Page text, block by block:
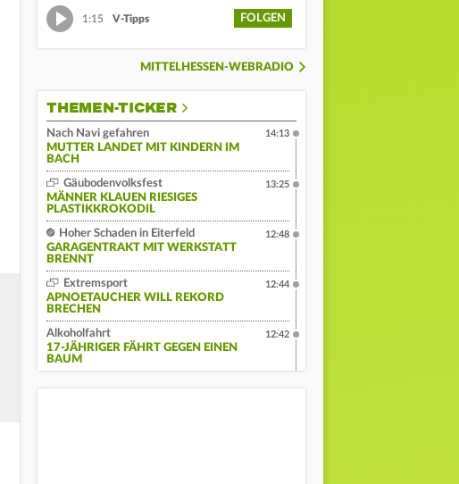
1:15 V-Tipps FOLGEN
MITTELHESSEN-WEBRADIO
THEMEN-TICKER
Nach Navi gefahren
MUTTER LANDET MIT KINDERN IM
BACH
14:13
Gäubodenvolksfest
MÄNNER KLAUEN RIESIGES
PLASTIKKROKODIL
13:25
Hoher Schaden in Eiterfeld
GARAGENTRAKT MIT WERKSTATT
BRENNT
12:48
Extremsport
APNOETAUCHER WILL REKORD
BRECHEN
12:44
Alkoholfahrt
17-JÄHRIGER FÄHRT GEGEN EINEN
BAUM
12:42